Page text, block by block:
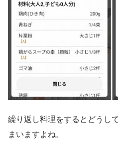
繰り返し料理をするとどうし
まいますよね。